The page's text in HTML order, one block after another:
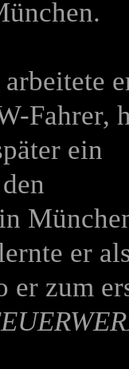
Fahrer,
ein
er
er zum